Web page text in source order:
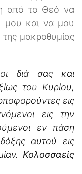
από το Θεό να
μου και να μου
μακροθυμίας
διά σας και
του Κυρίου,
εις
εις την
εν πάση
αυτού εις
Κολοσσαείς